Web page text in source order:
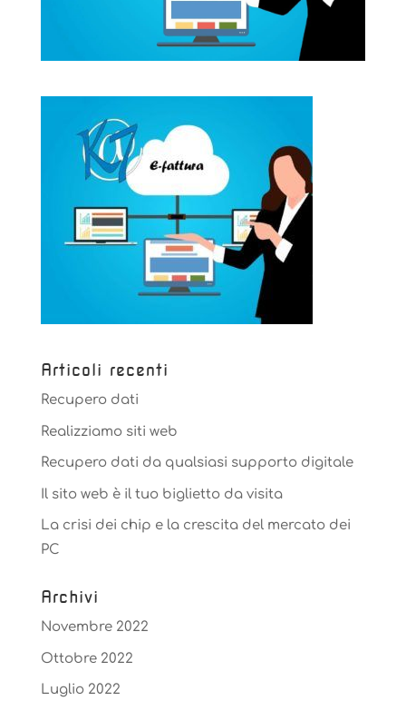
Articoli recenti
Recupero dati
Realizziamo siti web
Recupero dati da qualsiasi supporto digitale
Il sito web è il tuo biglietto da visita
La crisi dei chip e la crescita del mercato dei
PC
Archivi
Novembre 2022
Ottobre 2022
Luglio 2022